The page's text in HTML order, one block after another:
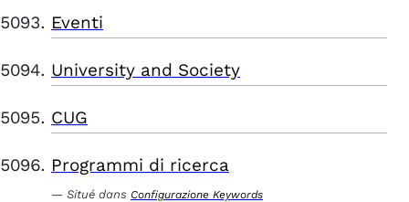
Eventi
University and Society
CUG
Programmi di ricerca
Situé dans Configurazione Keywords